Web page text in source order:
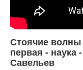
Стоячие волны
первая -
Савельев